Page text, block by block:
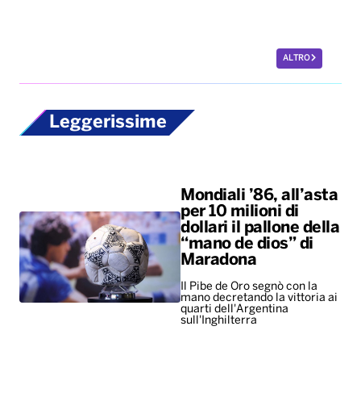
ALTRO
Leggerissime
Mondiali ’86, all’asta
per 10 milioni di
dollari il pallone della
“mano de dios” di
Maradona
Il Pibe de Oro segnò con la
mano decretando la vittoria ai
quarti dell'Argentina
sull'Inghilterra